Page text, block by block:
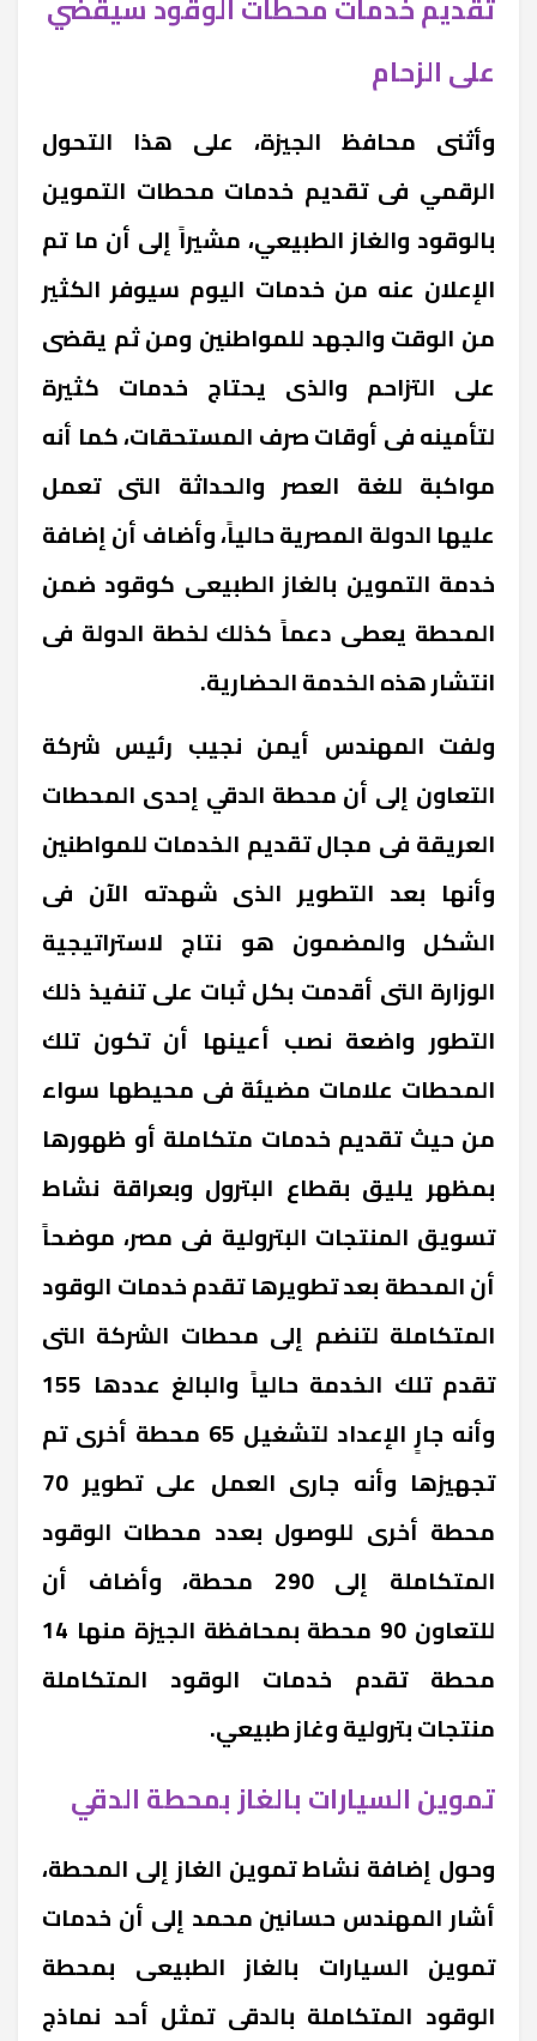
على الزحام
وأثنى محافظ الجيزة، على هذا التحول
الرقمي فى تقديم خدمات محطات التموين
بالوقود والغاز الطبيعي، مشيراً إلى أن ما تم
الإعلان عنه من خدمات اليوم سيوفر الكثير
من الوقت والجهد للمواطنين ومن ثم يقضى
على التزاحم والذى يحتاج خدمات كثيرة
لتأمينه فى أوقات صرف المستحقات، كما أنه
مواكبة للغة العصر والحداثة التى تعمل
عليها الدولة المصرية حالياً، وأضاف أن إضافة
خدمة التموين بالغاز الطبيعى كوقود ضمن
المحطة يعطى دعماً كذلك لخطة الدولة فى
انتشار هذه الخدمة الحضارية.
ولفت المهندس أيمن نجيب رئيس شركة
التعاون إلى أن محطة الدقي إحدى المحطات
العريقة فى مجال تقديم الخدمات للمواطنين
وأنها بعد التطوير الذى شهدته الآن فى
الشكل والمضمون هو نتاج لاستراتيجية
الوزارة التى أقدمت بكل ثبات على تنفيذ ذلك
التطور واضعة نصب أعينها أن تكون تلك
المحطات علامات مضيئة فى محيطها سواء
من حيث تقديم خدمات متكاملة أو ظهورها
بمظهر يليق بقطاع البترول وبعراقة نشاط
تسويق المنتجات البترولية فى مصر، موضحاً
أن المحطة بعد تطويرها تقدم خدمات الوقود
المتكاملة لتنضم إلى محطات الشركة التى
تقدم تلك الخدمة حالياً والبالغ عددها 155
وأنه جارٍ الإعداد لتشغيل 65 محطة أخرى تم
تجهيزها وأنه جارى العمل على تطوير 70
محطة أخرى للوصول بعدد محطات الوقود
المتكاملة إلى 290 محطة، وأضاف أن
للتعاون 90 محطة بمحافظة الجيزة منها 14
محطة تقدم خدمات الوقود المتكاملة
منتجات بترولية وغاز طبيعي.
تموين السيارات بالغاز بمحطة الدقي
وحول إضافة نشاط تموين الغاز إلى المحطة،
أشار المهندس حسانين محمد إلى أن خدمات
تموين السيارات بالغاز الطبيعى بمحطة
الوقود المتكاملة بالدقى تمثل أحد نماذج